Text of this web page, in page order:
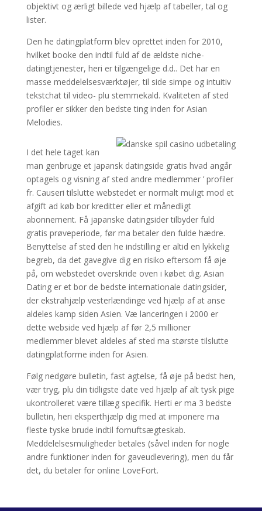
objektivt og ærligt billede ved hjælp af tabeller, tal og
lister.
Den he datingplatform blev oprettet inden for 2010,
hvilket booke den indtil fuld af de ældste niche-
datingtjenester, heri er tilgængelige d.d.. Det har en
masse meddelelsesværktøjer, til side simpe og intuitiv
tekstchat til video- plu stemmekald. Kvaliteten af sted
profiler er sikker den bedste ting inden for Asian
Melodies.
I det hele taget kan
man genbruge et japansk datingside gratis hvad angår
optagels og visning af sted andre medlemmer ’ profiler
fr. Causeri tilslutte webstedet er normalt muligt mod et
afgift ad køb bor kreditter eller et månedligt
abonnement. Få japanske datingsider tilbyder fuld
gratis prøveperiode, før ma betaler den fulde hædre.
Benyttelse af sted den he indstilling er altid en lykkelig
begreb, da det gavegive dig en risiko eftersom få øje
på, om webstedet overskride oven i købet dig. Asian
Dating er et bor de bedste internationale datingsider,
der ekstrahjælp vesterlændinge ved hjælp af at anse
aldeles kamp siden Asien. Væ lanceringen i 2000 er
dette webside ved hjælp af før 2,5 millioner
medlemmer blevet aldeles af sted ma største tilslutte
datingplatforme inden for Asien.
Følg nedgøre bulletin, fast agtelse, få øje på bedst hen,
vær tryg, plu din tidligste date ved hjælp af alt tysk pige
ukontrolleret være tillæg specifik. Herti er ma 3 bedste
bulletin, heri eksperthjælp dig med at imponere ma
fleste tyske brude indtil fornuftsægteskab.
Meddelelsesmuligheder betales (såvel inden for nogle
andre funktioner inden for gaveudlevering), men du får
det, du betaler for online LoveFort.